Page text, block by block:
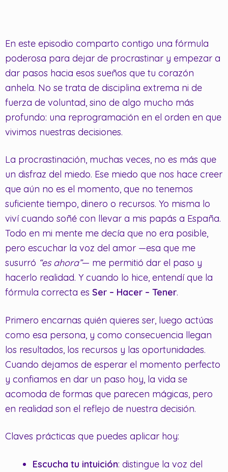
En este episodio comparto contigo una fórmula
poderosa para dejar de procrastinar y empezar a
dar pasos hacia esos sueños que tu corazón
anhela. No se trata de disciplina extrema ni de
fuerza de voluntad, sino de algo mucho más
profundo: una reprogramación en el orden en que
vivimos nuestras decisiones.
La procrastinación, muchas veces, no es más que
un disfraz del miedo. Ese miedo que nos hace creer
que aún no es el momento, que no tenemos
suficiente tiempo, dinero o recursos. Yo misma lo
viví cuando soñé con llevar a mis papás a España.
Todo en mi mente me decía que no era posible,
pero escuchar la voz del amor —esa que me
susurró “es ahora”— me permitió dar el paso y
hacerlo realidad. Y cuando lo hice, entendí que la
fórmula correcta es Ser – Hacer – Tener.
Primero encarnas quién quieres ser, luego actúas
como esa persona, y como consecuencia llegan
los resultados, los recursos y las oportunidades.
Cuando dejamos de esperar el momento perfecto
y confiamos en dar un paso hoy, la vida se
acomoda de formas que parecen mágicas, pero
en realidad son el reflejo de nuestra decisión.
Claves prácticas que puedes aplicar hoy:
Escucha tu intuición: distingue la voz del